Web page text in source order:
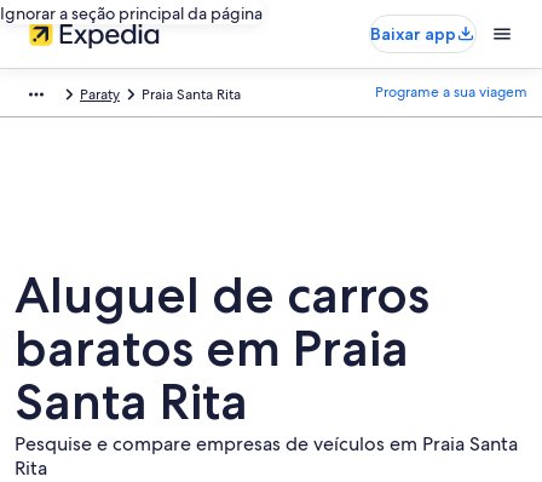
Ignorar a seção principal da página
Baixar app
Paraty Praia Santa Rita Programe a sua viagem
Aluguel de carros
baratos em Praia
Santa Rita
Pesquise e compare empresas de veículos em Praia Santa
Rita